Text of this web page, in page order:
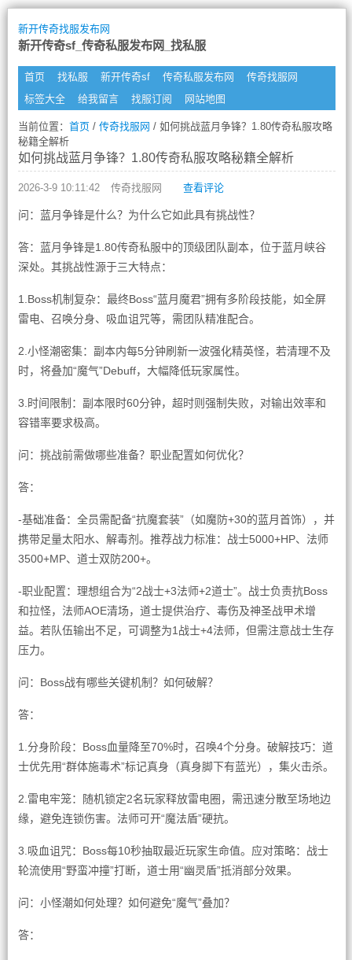
新开传奇找服发布网
新开传奇sf_传奇私服发布网_找私服
首页 找私服 新开传奇sf 传奇私服发布网
传奇找服网
标签大全
给我留言 找服订阅 网站地图
当前位置： 首页/ 传奇找服网 / 如何挑战蓝月争锋？1.80传奇私服攻略
秘籍全解析
如何挑战蓝月争锋？1.80传奇私服攻略秘籍全解析
2026-3-9 10:11:42 传奇找服网 查看评论
问：蓝月争锋是什么？为什么它如此具有挑战性？
答：蓝月争锋是1.80传奇私服中的顶级团队副本，位于蓝月峡谷
深处。其挑战性源于三大特点：
1.Boss机制复杂：最终Boss“蓝月魔君”拥有多阶段技能，如全屏
雷电、召唤分身、吸血诅咒等，需团队精准配合。
2.小怪潮密集：副本内每5分钟刷新一波强化精英怪，若清理不及
时，将叠加“魔气”Debuff，大幅降低玩家属性。
3.时间限制：副本限时60分钟，超时则强制失败，对输出效率和
容错率要求极高。
问：挑战前需做哪些准备？职业配置如何优化？
答：
-基础准备：全员需配备“抗魔套装”（如魔防+30的蓝月首饰），并
携带足量太阳水、解毒剂。推荐战力标准：战士5000+HP、法师
3500+MP、道士双防200+。
-职业配置：理想组合为“2战士+3法师+2道士”。战士负责抗Boss
和拉怪，法师AOE清场，道士提供治疗、毒伤及神圣战甲术增
益。若队伍输出不足，可调整为1战士+4法师，但需注意战士生存
压力。
问：Boss战有哪些关键机制？如何破解？
答：
1.分身阶段：Boss血量降至70%时，召唤4个分身。破解技巧：道
士优先用“群体施毒术”标记真身（真身脚下有蓝光），集火击杀。
2.雷电牢笼：随机锁定2名玩家释放雷电圈，需迅速分散至场地边
缘，避免连锁伤害。法师可开“魔法盾”硬抗。
3.吸血诅咒：Boss每10秒抽取最近玩家生命值。应对策略：战士
轮流使用“野蛮冲撞”打断，道士用“幽灵盾”抵消部分效果。
问：小怪潮如何处理？如何避免“魔气”叠加？
答：